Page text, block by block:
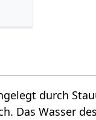
durch
Das Wasser